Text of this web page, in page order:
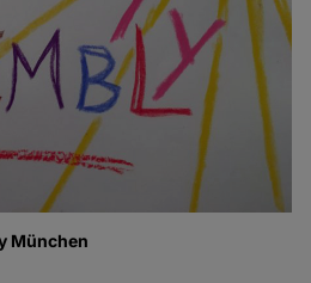
München